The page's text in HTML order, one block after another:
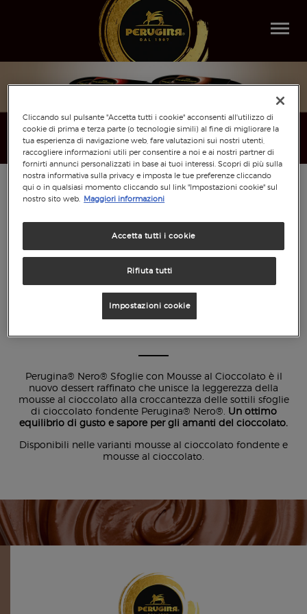
HOME
MOUSSE AL
CIOCCOLATO CON
SFOGLIE DI
FONDENTE
Perugina® Nero® Sfoglie con Mousse al Cioccolato è il
nuovo dessert raffinato che unisce la leggerezza della
mousse al cioccolato alla croccantezza delle sottili sfoglie
di cioccolato fondente Perugina® Nero®. Un ottimo
equilibrio di gusto e sapore per gli amanti del cioccolato.
Disponibili nelle varianti mousse al cioccolato fondente e
mousse al cioccolato.
Cliccando sul pulsante "Accetta tutti i cookie" acconsenti all'utilizzo di
cookie di prima e terza parte (o tecnologie simili) al fine di migliorare la
tua esperienza di navigazione web, fare valutazioni sui nostri utenti,
raccogliere informazioni utili per consentire a noi e ai nostri partner di
fornirti annunci personalizzati in base ai tuoi interessi. Scopri di più sulla
nostra informativa sulla privacy e imposta le tue preferenze cliccando
qui o in qualsiasi momento cliccando sul link "Impostazioni cookie" sul
nostro sito web. Maggiori informazioni
Rifiuta tutti
Accetta tutti i cookie
Impostazioni cookie